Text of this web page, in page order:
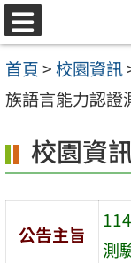
跳至主要內容區
選
單
首頁>校園資訊
族語言能力認證
校園資
公告主旨
測